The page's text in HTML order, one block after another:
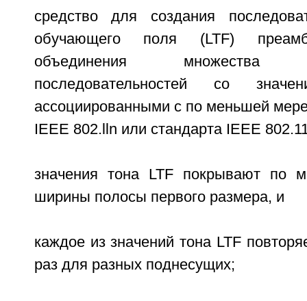
средство для создания
обучающего поля (LTF)
объединения множества
последовательностей со
ассоциированными с по меньшей
IEEE 802.lln или стандарта IEEE
значения тона LTF покрывают по
ширины полосы первого размера, и
каждое из значений тона LTF
раз для разных поднесущих;